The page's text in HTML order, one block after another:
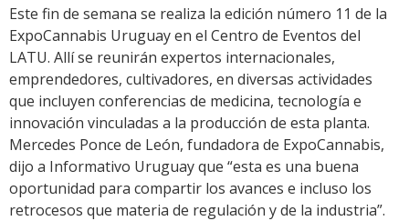
Link
Este fin de semana se realiza la edición número 11 de la
ExpoCannabis Uruguay en el Centro de Eventos del
LATU. Allí se reunirán expertos internacionales,
emprendedores, cultivadores, en diversas actividades
que incluyen conferencias de medicina, tecnología e
innovación vinculadas a la producción de esta planta.
Mercedes Ponce de León, fundadora de ExpoCannabis,
dijo a Informativo Uruguay que “esta es una buena
oportunidad para compartir los avances e incluso los
retrocesos que materia de regulación y de la industria”.